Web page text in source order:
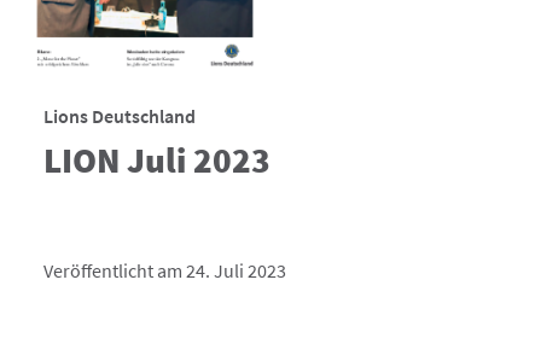
Lions Deutschland
LION Juli 2023
Veröffentlicht am 24. Juli 2023